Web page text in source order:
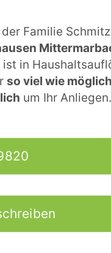
Familie
in
so viel wie
um Ihr Anliegen.